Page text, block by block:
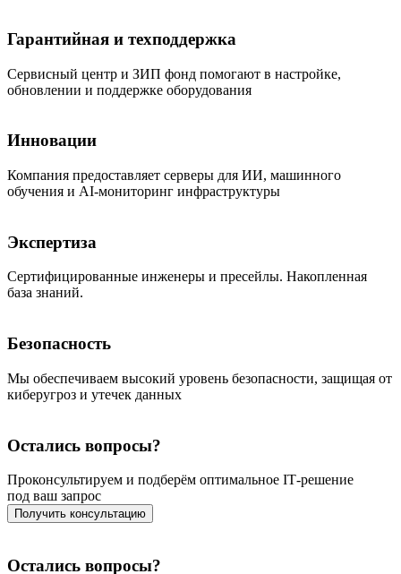
Гарантийная и техподдержка
Сервисный центр и ЗИП фонд помогают в настройке,
обновлении и поддержке оборудования
Инновации
Компания предоставляет серверы для ИИ, машинного
обучения и AI-мониторинг инфраструктуры
Экспертиза
Сертифицированные инженеры и пресейлы. Накопленная
база знаний.
Безопасность
Мы обеспечиваем высокий уровень безопасности, защищая от
киберугроз и утечек данных
Остались вопросы?
Проконсультируем и подберём оптимальное IT‑решение
под ваш запрос
Получить консультацию
Остались вопросы?